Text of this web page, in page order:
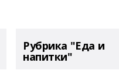
Рубрика "Еда и
напитки"